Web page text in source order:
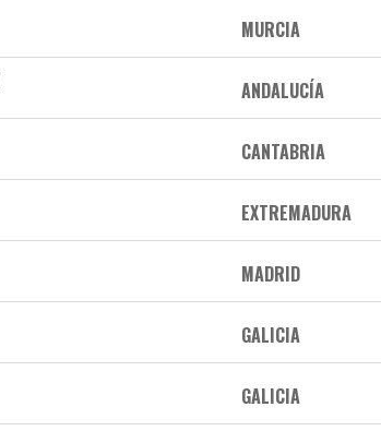
MURCIA
ANDALUCÍA
CANTABRIA
EXTREMADURA
MADRID
GALICIA
GALICIA